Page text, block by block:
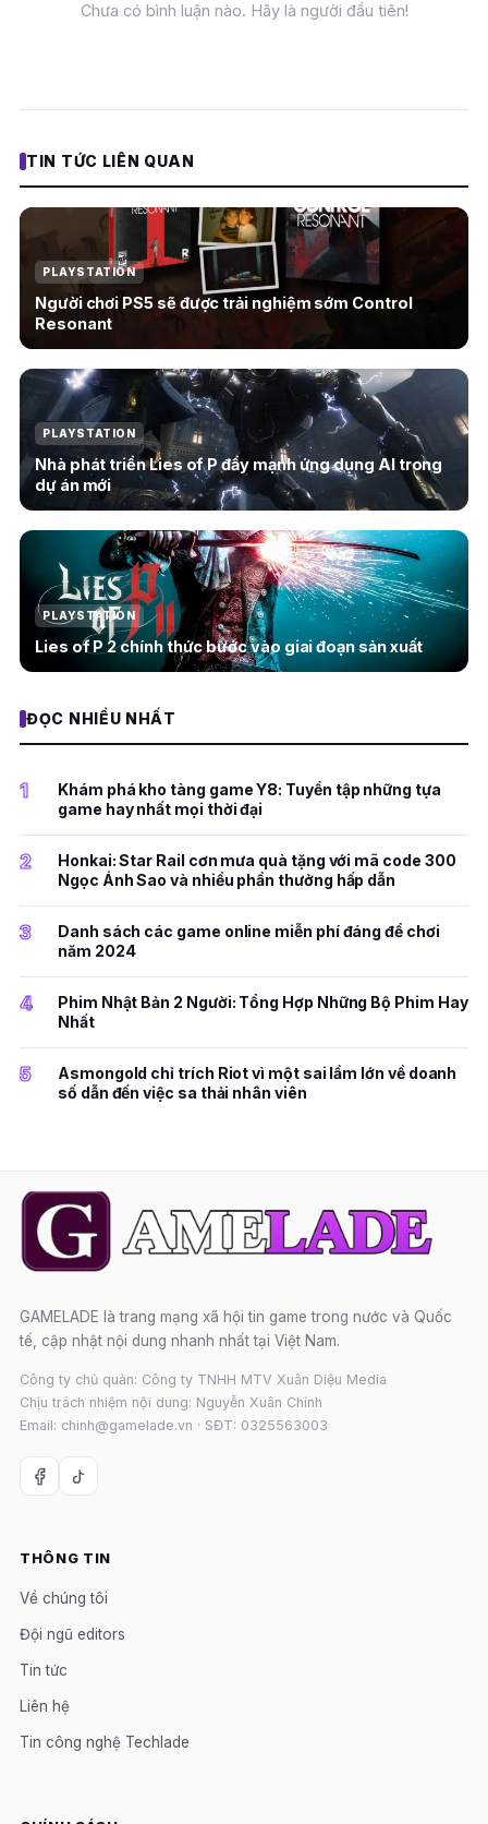
Chưa có bình luận nào. Hãy là người đầu tiên!
TIN TỨC LIÊN QUAN
PLAYSTATION
Người chơi PS5 sẽ được trải nghiệm sớm Control
Resonant
PLAYSTATION
Nhà phát triển Lies of P đẩy mạnh ứng dụng AI trong
dự án mới
PLAYSTATION
Lies of P 2 chính thức bước vào giai đoạn sản xuất
ĐỌC NHIỀU NHẤT
1
Khám phá kho tàng game Y8: Tuyển tập những tựa
game hay nhất mọi thời đại
2
Honkai: Star Rail cơn mưa quà tặng với mã code 300
Ngọc Ánh Sao và nhiều phần thưởng hấp dẫn
3
Danh sách các game online miễn phí đáng để chơi
năm 2024
4
Phim Nhật Bản 2 Người: Tổng Hợp Những Bộ Phim Hay
Nhất
5
Asmongold chỉ trích Riot vì một sai lầm lớn về doanh
số dẫn đến việc sa thải nhân viên
GAMELADE là trang mạng xã hội tin game trong nước và Quốc
tế, cập nhật nội dung nhanh nhất tại Việt Nam.
Công ty chủ quản: Công ty TNHH MTV Xuân Diệu Media
Chịu trách nhiệm nội dung: Nguyễn Xuân Chính
Email: chinh@gamelade.vn · SĐT: 0325563003
THÔNG TIN
Về chúng tôi
Đội ngũ editors
Tin tức
Liên hệ
Tin công nghệ Techlade